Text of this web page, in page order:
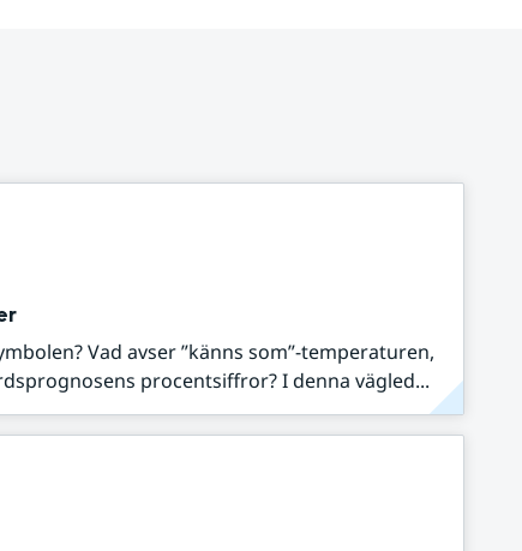
Vad avser ”känns som”-temperaturen,
procentsiffror? I denna vägled...